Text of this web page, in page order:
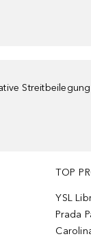
Streitbeilegung
TOP
YSL
Prada